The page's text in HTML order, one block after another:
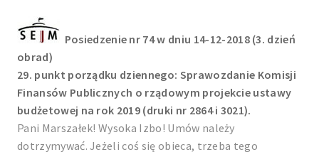
Posiedzenie nr 74 w dniu 14-12-2018 (3. dzień
obrad)
29. punkt porządku dziennego: Sprawozdanie Komisji
Finansów Publicznych o rządowym projekcie ustawy
budżetowej na rok 2019 (druki nr 2864 i 3021).
Pani Marszałek! Wysoka Izbo! Umów należy
dotrzymywać. Jeżeli coś się obieca, trzeba tego